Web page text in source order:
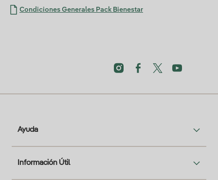
Condiciones Generales Pack Bienestar
Ayuda
Información Útil